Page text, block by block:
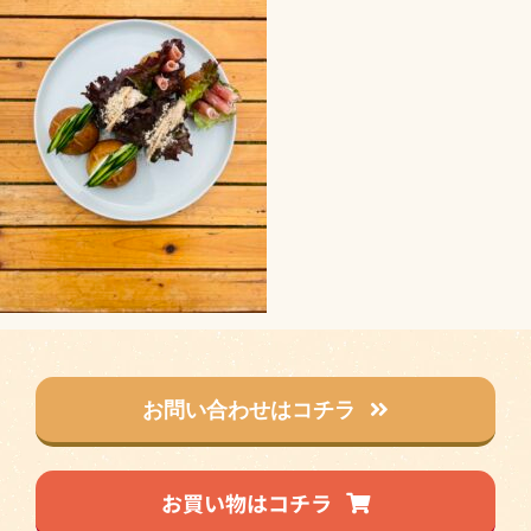
お問い合わせはコチラ
お買い物はコチラ